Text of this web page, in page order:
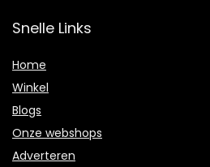
Snelle Links
Home
Winkel
Blogs
Onze webshops
Adverteren